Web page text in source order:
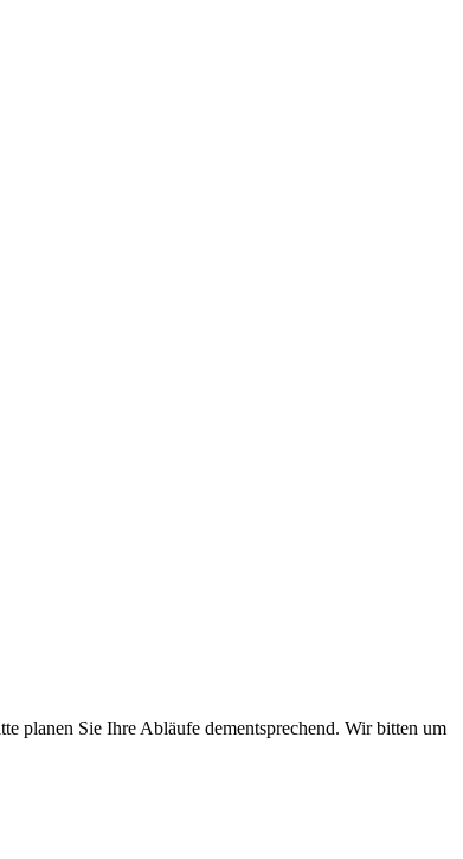
planen Sie Ihre Abläufe dementsprechend. Wir bitten um